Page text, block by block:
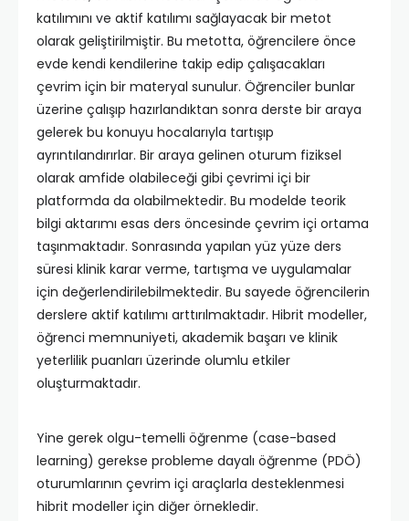
katılımını ve aktif katılımı sağlayacak bir metot
olarak geliştirilmiştir. Bu metotta, öğrencilere önce
evde kendi kendilerine takip edip çalışacakları
çevrim için bir materyal sunulur. Öğrenciler bunlar
üzerine çalışıp hazırlandıktan sonra derste bir araya
gelerek bu konuyu hocalarıyla tartışıp
ayrıntılandırırlar. Bir araya gelinen oturum fiziksel
olarak amfide olabileceği gibi çevrimi içi bir
platformda da olabilmektedir. Bu modelde teorik
bilgi aktarımı esas ders öncesinde çevrim içi ortama
taşınmaktadır. Sonrasında yapılan yüz yüze ders
süresi klinik karar verme, tartışma ve uygulamalar
için değerlendirilebilmektedir. Bu sayede öğrencilerin
derslere aktif katılımı arttırılmaktadır. Hibrit modeller,
öğrenci memnuniyeti, akademik başarı ve klinik
yeterlilik puanları üzerinde olumlu etkiler
oluşturmaktadır.
Yine gerek olgu-temelli öğrenme (case-based
learning) gerekse probleme dayalı öğrenme (PDÖ)
oturumlarının çevrim içi araçlarla desteklenmesi
hibrit modeller için diğer örnekledir.